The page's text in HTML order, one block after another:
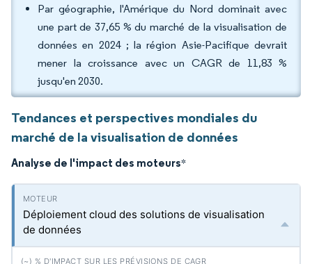
Par géographie, l'Amérique du Nord dominait avec
une part de 37,65 % du marché de la visualisation de
données en 2024 ; la région Asie-Pacifique devrait
mener la croissance avec un CAGR de 11,83 %
jusqu'en 2030.
Tendances et perspectives mondiales du
marché de la visualisation de données
Analyse de l'impact des moteurs*
Déploiement cloud des solutions de visualisation
de données